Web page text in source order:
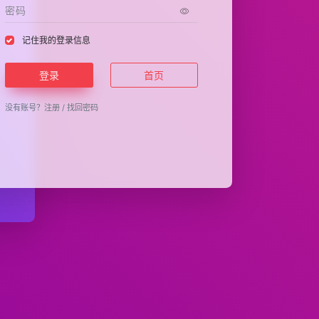
记住我的登录信息
登录 首页
没有账号？注册 /找回密码